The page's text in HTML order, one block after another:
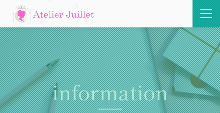
information